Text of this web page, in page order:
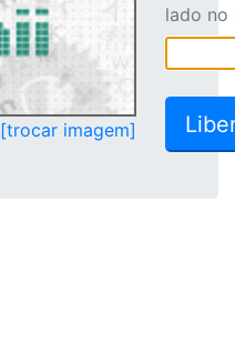
[trocar imagem]
lado no